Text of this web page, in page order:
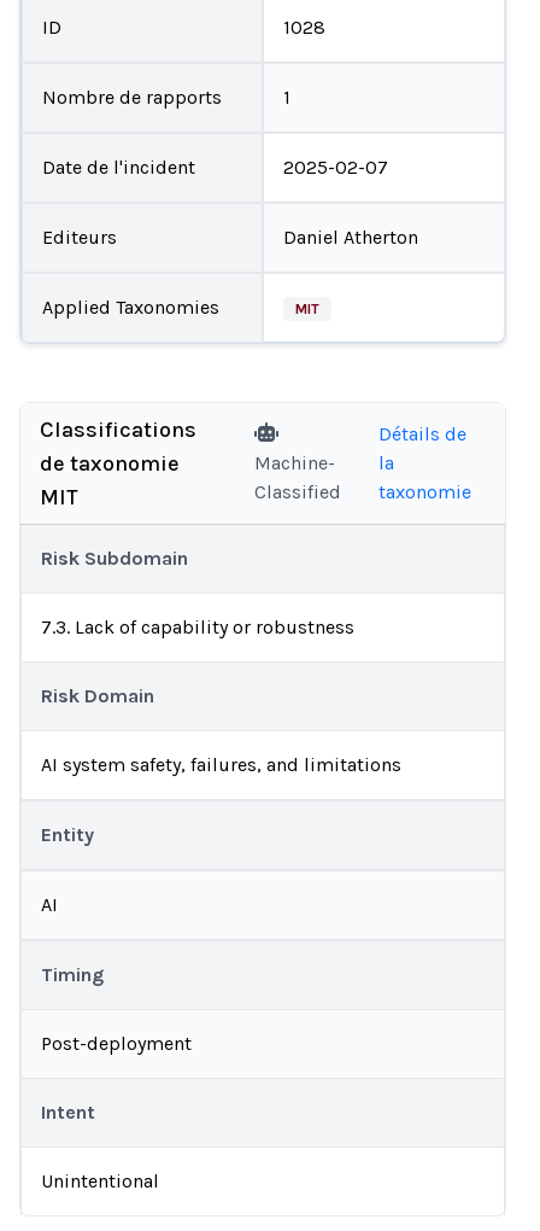
ID 1028
Nombre de rapports 1
Date de l'incident 2025-02-07
Editeurs Daniel Atherton
Applied Taxonomies MIT
Classifications
de taxonomie
MIT
Machine-
Classified
Détails de
la
taxonomie
Risk Subdomain
7.3. Lack of capability or robustness
Risk Domain
AI system safety, failures, and limitations
Entity
AI
Timing
Post-deployment
Intent
Unintentional